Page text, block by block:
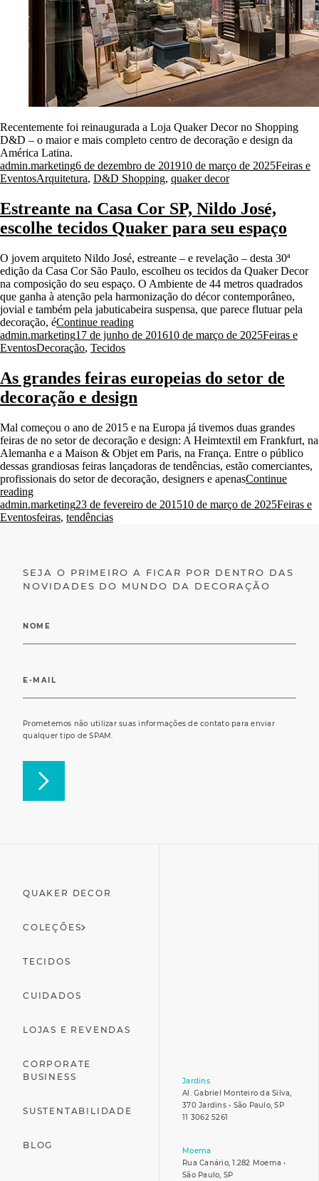
Recentemente foi reinaugurada a Loja Quaker Decor no Shopping
D&D – o maior e mais completo centro de decoração e design da
América Latina.
Posted
by
admin.marketing6 de dezembro de 201910 de março de 2025Posted
Feiras e
EventosTags:
Arquitetura, D&D Shopping, quaker decor
Estreante na Casa Cor SP, Nildo José,
escolhe tecidos Quaker para seu espaço
O jovem arquiteto Nildo José, estreante – e revelação – desta 30ª
edição da Casa Cor São Paulo, escolheu os tecidos da Quaker Decor
na composição do seu espaço. O Ambiente de 44 metros quadrados
que ganha à atenção pela harmonização do décor contemporâneo,
jovial e também pela jabuticabeira suspensa, que parece flutuar pela
decoração, éContinue reading“Estreante
na
Nildo
José,
tecidos
Quaker
para
seu
espaço”
Posted
by
admin.marketing17 de junho de 201610 de março de 2025Posted
Feiras e
EventosTags:
Decoração, Tecidos
As grandes feiras europeias do setor de
decoração e design
Mal começou o ano de 2015 e na Europa já tivemos duas grandes
feiras de no setor de decoração e design: A Heimtextil em Frankfurt, na
Alemanha e a Maison & Objet em Paris, na França. Entre o público
dessas grandiosas feiras lançadoras de tendências, estão comerciantes,
profissionais do setor de decoração, designers e apenasContinue
reading“As
grandes
feiras
de
decoração
e
Posted
by
admin.marketing23 de fevereiro de 201510 de março de 2025Posted
Feiras e
EventosTags:
feiras, tendências
SEJA O PRIMEIRO A FICAR POR DENTRO DAS
NOVIDADES DO MUNDO DA DECORAÇÃO
Prometemos não utilizar suas informações de contato para enviar
qualquer tipo de SPAM.
QUAKER DECOR
COLEÇÕES
TECIDOS
CUIDADOS
LOJAS E REVENDAS
CORPORATE
BUSINESS
SUSTENTABILIDADE
BLOG
Jardins
Al. Gabriel Monteiro da Silva,
370 Jardins • São Paulo, SP
11 3062 5261
Moema
Rua Canário, 1.282 Moema •
São Paulo, SP